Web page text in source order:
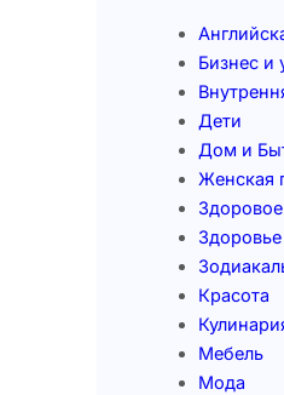
Бизнес и
Дети
Дом и
Женская
Здоровье
Красота
Мебель
Мода